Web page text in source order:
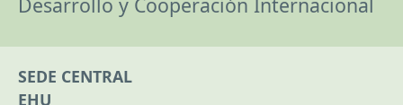
Desarrollo y Cooperación Internacional
SEDE CENTRAL
EHU